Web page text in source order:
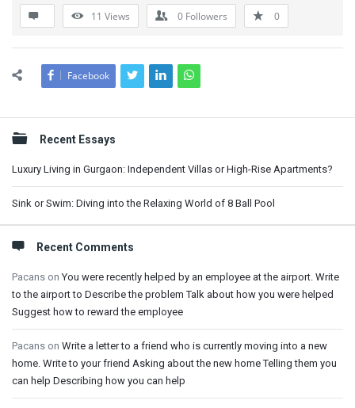
11 Views 0 Followers 0
Facebook
Sidebar
Recent Essays
Luxury Living in Gurgaon: Independent Villas or High-Rise Apartments?
Sink or Swim: Diving into the Relaxing World of 8 Ball Pool
Recent Comments
Pacans onYou were recently helped by an employee at the airport. Write
to the airport to Describe the problem Talk about how you were helped
Suggest how to reward the employee
Pacans on Write a letter to a friend who is currently moving into a new
home. Write to your friend Asking about the new home Telling them you
can help Describing how you can help